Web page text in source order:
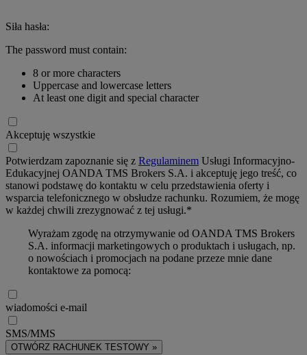
Siła hasła:
The password must contain:
8 or more characters
Uppercase and lowercase letters
At least one digit and special character
Akceptuję wszystkie
Potwierdzam zapoznanie się z Regulaminem Usługi Informacyjno-
Edukacyjnej OANDA TMS Brokers S.A. i akceptuję jego treść, co
stanowi podstawę do kontaktu w celu przedstawienia oferty i
wsparcia telefonicznego w obsłudze rachunku. Rozumiem, że mogę
w każdej chwili zrezygnować z tej usługi.*
Wyrażam zgodę na otrzymywanie od OANDA TMS Brokers
S.A. informacji marketingowych o produktach i usługach, np.
o nowościach i promocjach na podane przeze mnie dane
kontaktowe za pomocą:
wiadomości e-mail
SMS/MMS
OTWÓRZ RACHUNEK TESTOWY »